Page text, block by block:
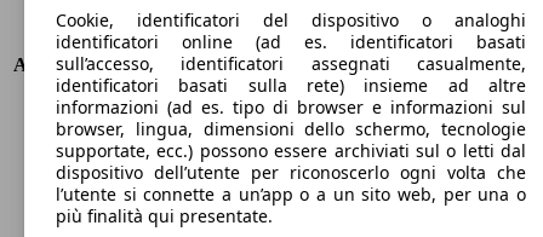
KW (PS)
110 kW (150 PS)
Accelerazione (0-100 km/h) 9.8s
Velocità massima (km/h)
210 km/h
Numero di marce
6
Coppia
370 nm
Cilindrata
1997 ccm
Carburante
Diesel
Cilindri
4
Cookie, identificatori del dispositivo o analoghi
identificatori online (ad es. identificatori basati
sull’accesso, identificatori assegnati casualmente,
identificatori basati sulla rete) insieme ad altre
informazioni (ad es. tipo di browser e informazioni sul
browser, lingua, dimensioni dello schermo, tecnologie
supportate, ecc.) possono essere archiviati sul o letti dal
dispositivo dell’utente per riconoscerlo ogni volta che
l’utente si connette a un’app o a un sito web, per una o
più finalità qui presentate.